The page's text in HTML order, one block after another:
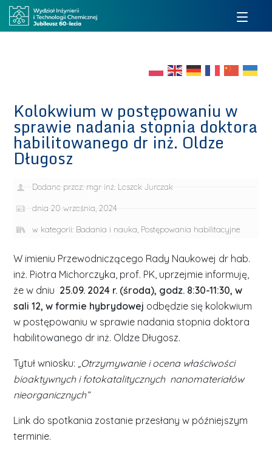
Kolokwium w postępowaniu w
sprawie nadania stopnia doktora
habilitowanego dr inż. Oldze
Długosz
Dodane przez: mgr inż. Leszek Jurczak
dnia 20 września, 2024
w kategorii: Badania i nauka, Postępowania habilitacyjne
W imieniu Przewodniczącego Rady Naukowej dr hab.
inż. Piotra Michorczyka, prof. PK, uprzejmie informuję,
że w dniu 25.09. 2024 r. (środa), godz. 8:30-11:30, w
sali 12, w formie hybrydowej odbędzie się kolokwium
w postępowaniu w sprawie nadania stopnia doktora
habilitowanego dr inż. Oldze Długosz.
Tytuł wniosku:„Otrzymywanie i ocena właściwości
bioaktywnych i fotokatalitycznych nanomateriałów
nieorganicznych”
Link do spotkania zostanie przesłany w późniejszym
terminie.